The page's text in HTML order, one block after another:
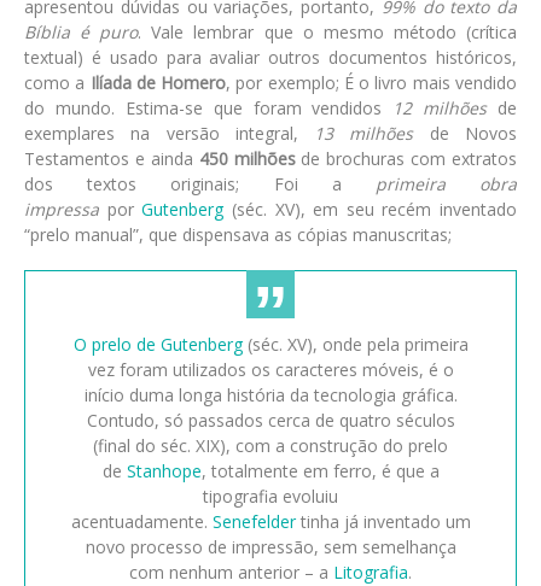
apresentou dúvidas ou variações, portanto, 99% do texto da
Bíblia é puro. Vale lembrar que o mesmo método (crítica
textual) é usado para avaliar outros documentos históricos,
como a Ilíada de Homero, por exemplo; É o livro mais vendido
do mundo. Estima-se que foram vendidos
12 milhões de
exemplares na versão integral,
13 milhõesde Novos
Testamentos e ainda 450 milhões de brochuras com extratos
dos textos originais; Foi a primeira obra
impressa porGutenberg(séc. XV), em seu recém inventado
“prelo manual”, que dispensava as cópias manuscritas;
O prelo de Gutenberg(séc. XV), onde pela primeira
vez foram utilizados os caracteres móveis, é o
início duma longa história da tecnologia gráfica.
Contudo, só passados cerca de quatro séculos
(final do séc. XIX), com a construção do prelo
de Stanhope, totalmente em ferro, é que a
tipografia evoluiu
acentuadamente. Senefeldertinha já inventado um
novo processo de impressão, sem semelhança
com nenhum anterior – a Litografia.